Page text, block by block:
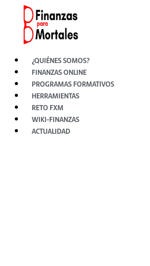
contenido
¿QUIÉNES SOMOS?
FINANZAS ONLINE
PROGRAMAS FORMATIVOS
HERRAMIENTAS
RETO FXM
WIKI-FINANZAS
ACTUALIDAD